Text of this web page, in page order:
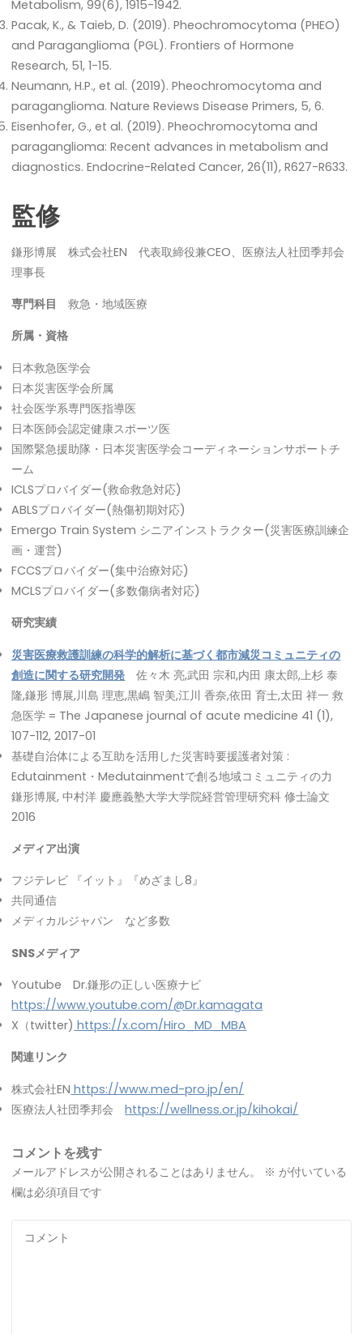
Metabolism, 99(6), 1915-1942.
Pacak, K., & Taieb, D. (2019). Pheochromocytoma (PHEO)
and Paraganglioma (PGL). Frontiers of Hormone
Research, 51, 1-15.
Neumann, H.P., et al. (2019). Pheochromocytoma and
paraganglioma. Nature Reviews Disease Primers, 5, 6.
Eisenhofer, G., et al. (2019). Pheochromocytoma and
paraganglioma: Recent advances in metabolism and
diagnostics. Endocrine-Related Cancer, 26(11), R627-R633.
監修
鎌形博展 株式会社EN 代表取締役兼CEO、医療法人社団季邦会
理事長
専門科目
救急・地域医療
所属・資格
日本救急医学会
日本災害医学会所属
社会医学系専門医指導医
日本医師会認定健康スポーツ医
国際緊急援助隊・日本災害医学会コーディネーションサポートチ
ーム
ICLSプロバイダー(救命救急対応)
ABLSプロバイダー(熱傷初期対応)
Emergo Train System シニアインストラクター(災害医療訓練企
画・運営)
FCCSプロバイダー(集中治療対応)
MCLSプロバイダー(多数傷病者対応)
研究実績
災害医療救護訓練の科学的解析に基づく都市減災コミュニティの
創造に関する研究開発 佐々木 亮,武田 宗和,内田 康太郎,上杉 泰
隆,鎌形 博展,川島 理恵,黒嶋 智美,江川 香奈,依田 育士,太田 祥一 救
急医学 = The Japanese journal of acute medicine 41 (1),
107-112, 2017-01
基礎自治体による互助を活用した災害時要援護者対策 :
Edutainment・Medutainmentで創る地域コミュニティの力
鎌形博展, 中村洋 慶應義塾大学大学院経営管理研究科 修士論文
2016
メディア出演
フジテレビ 『イット』『めざまし8』
共同通信
メディカルジャパン など多数
SNSメディア
Youtube Dr.鎌形の正しい医療ナビ
https://www.youtube.com/@Dr.kamagata
X（twitter) https://x.com/Hiro_MD_MBA
関連リンク
株式会社EN https://www.med-pro.jp/en/
医療法人社団季邦会https://wellness.or.jp/kihokai/
コメントを残す
メールアドレスが公開されることはありません。 ※ が付いている
欄は必須項目です